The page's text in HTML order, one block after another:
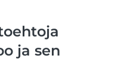
ja sen